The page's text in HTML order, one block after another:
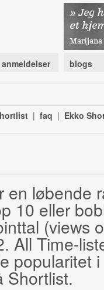
anmeldelser blogs
| faq | Ekko
en løbende
10 eller
(views
All Time-
popularitet